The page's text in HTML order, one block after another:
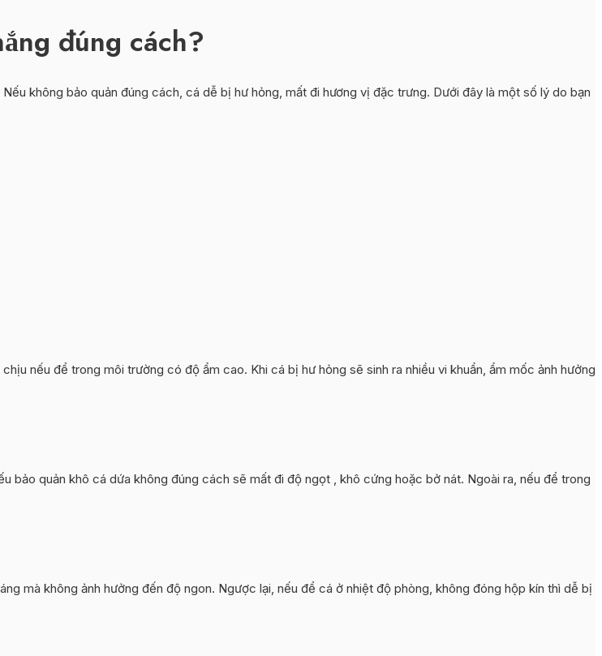
đúng cách?
không bảo quản đúng cách, cá dễ bị hư hỏng, mất đi hương vị đặc trưng. Dưới đây là một số lý do bạn
nếu để trong môi trường có độ ẩm cao. Khi cá bị hư hỏng sẽ sinh ra nhiều vi khuẩn, ẩm mốc ảnh hưởng
bảo quản khô cá dứa không đúng cách sẽ mất đi độ ngọt , khô cứng hoặc bở nát. Ngoài ra, nếu để trong
mà không ảnh hưởng đến độ ngon. Ngược lại, nếu để cá ở nhiệt độ phòng, không đóng hộp kín thì dễ bị